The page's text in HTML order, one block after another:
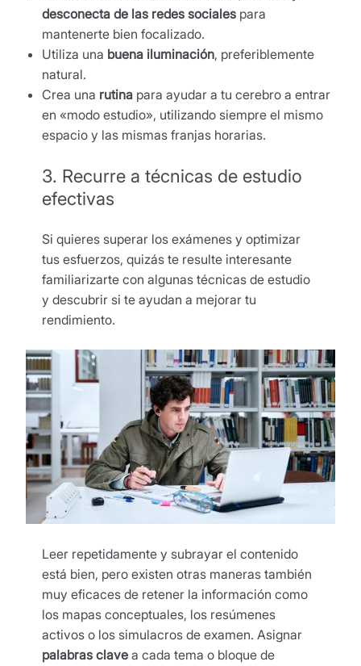
desconecta de las redes sociales para
mantenerte bien focalizado.
Utiliza una buena iluminación, preferiblemente
natural.
Crea una rutina para ayudar a tu cerebro a entrar
en «modo estudio», utilizando siempre el mismo
espacio y las mismas franjas horarias.
3. Recurre a técnicas de estudio
efectivas
Si quieres superar los exámenes y optimizar
tus esfuerzos, quizás te resulte interesante
familiarizarte con algunas técnicas de estudio
y descubrir si te ayudan a mejorar tu
rendimiento.
Leer repetidamente y subrayar el contenido
está bien, pero existen otras maneras también
muy eficaces de retener la información como
los mapas conceptuales, los resúmenes
activos o los simulacros de examen. Asignar
palabras clave a cada tema o bloque de